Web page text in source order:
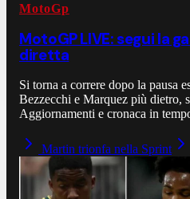
MotoGp
MotoGP LIVE: segui la
diretta
Si torna a correre dopo la pausa
Bezzecchi e Marquez più dietro,
Aggiornamenti e cronaca in
Martin trionfa nella Sprint